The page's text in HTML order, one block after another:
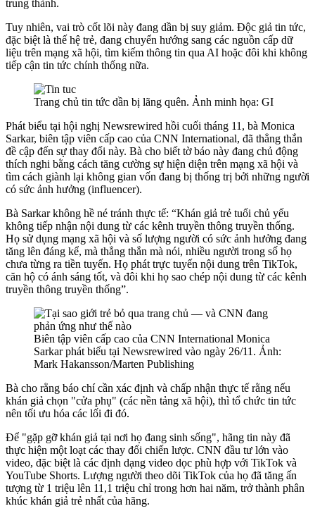
trung thành.
Tuy nhiên, vai trò cốt lõi này đang dần bị suy giảm. Độc giả tin tức,
đặc biệt là thế hệ trẻ, đang chuyển hướng sang các nguồn cấp dữ
liệu trên mạng xã hội, tìm kiếm thông tin qua AI hoặc đôi khi không
tiếp cận tin tức chính thống nữa.
Trang chủ tin tức dần bị lãng quên. Ảnh minh họa: GI
Phát biểu tại hội nghị Newsrewired hồi cuối tháng 11, bà Monica
Sarkar, biên tập viên cấp cao của CNN International, đã thẳng thắn
đề cập đến sự thay đổi này. Bà cho biết tờ báo này đang chủ động
thích nghi bằng cách tăng cường sự hiện diện trên mạng xã hội và
tìm cách giành lại không gian vốn đang bị thống trị bởi những người
có sức ảnh hưởng (influencer).
Bà Sarkar không hề né tránh thực tế: “Khán giả trẻ tuổi chủ yếu
không tiếp nhận nội dung từ các kênh truyền thông truyền thống.
Họ sử dụng mạng xã hội và số lượng người có sức ảnh hưởng đang
tăng lên đáng kể, mà thẳng thắn mà nói, nhiều người trong số họ
chưa từng ra tiền tuyến. Họ phát trực tuyến nội dung trên TikTok,
căn hộ có ánh sáng tốt, và đôi khi họ sao chép nội dung từ các kênh
truyền thông truyền thống”.
Biên tập viên cấp cao của CNN International Monica
Sarkar phát biểu tại Newsrewired vào ngày 26/11. Ảnh:
Mark Hakansson/Marten Publishing
Bà cho rằng báo chí cần xác định và chấp nhận thực tế rằng nếu
khán giả chọn "cửa phụ" (các nền tảng xã hội), thì tổ chức tin tức
nên tối ưu hóa các lối đi đó.
Để "gặp gỡ khán giả tại nơi họ đang sinh sống", hãng tin này đã
thực hiện một loạt các thay đổi chiến lược. CNN đầu tư lớn vào
video, đặc biệt là các định dạng video dọc phù hợp với TikTok và
YouTube Shorts. Lượng người theo dõi TikTok của họ đã tăng ấn
tượng từ 1 triệu lên 11,1 triệu chỉ trong hơn hai năm, trở thành phân
khúc khán giả trẻ nhất của hãng.